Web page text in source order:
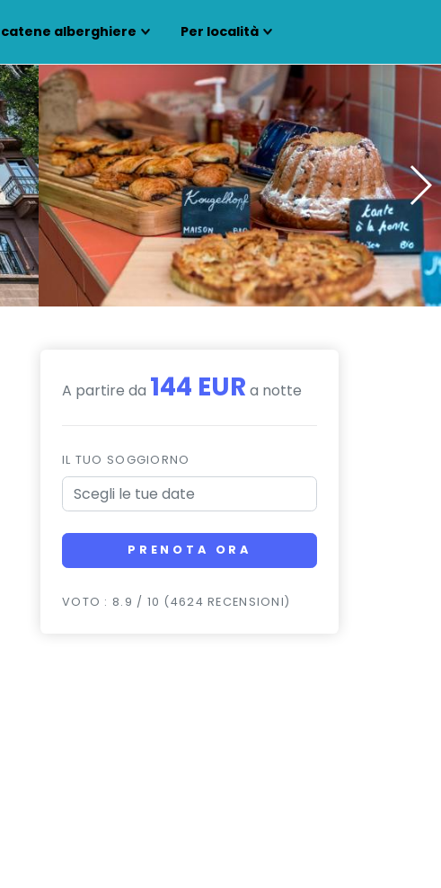
catene alberghiere Per località
A partire da 144 EUR a notte
IL TUO SOGGIORNO
PRENOTA ORA
VOTO : 8.9 / 10 (4624 RECENSIONI)